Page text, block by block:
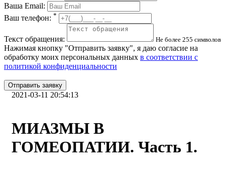
Ваша Email:
Ваш телефон: *
Текст обращения: Не более 255 символов
Нажимая кнопку "Отправить заявку", я даю согласие на
обработку моих персональных данных в соответствии с
политикой конфиденциальности
Отправить заявку
2021-03-11 20:54:13
МИАЗМЫ В
ГОМЕОПАТИИ. Часть 1.